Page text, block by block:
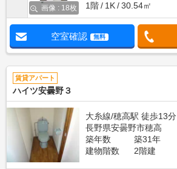
画像 : 18枚
1階
1K 30.54㎡
空室確認 無料
賃貸アパート
ハイツ安曇野３
大糸線/穂高駅 徒歩13分
長野県安曇野市穂高
築年数
築31年
建物階数
2階建